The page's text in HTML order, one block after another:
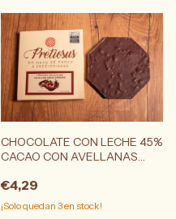
CHOCOLATE CON LECHE 45%
CACAO CON AVELLANAS
€4,29
¡Solo quedan 3en stock!